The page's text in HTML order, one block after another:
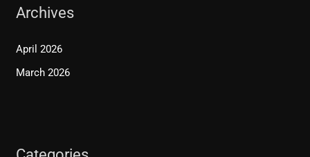
Archives
April 2026
March 2026